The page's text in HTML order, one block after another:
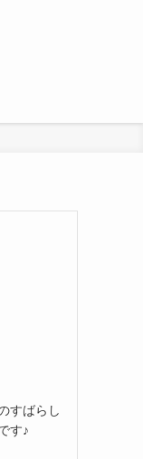
すばらし
す♪